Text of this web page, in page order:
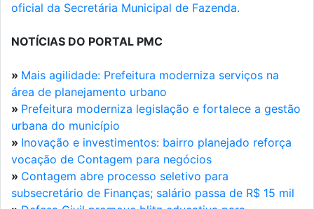
oficial da Secretária Municipal de Fazenda.
NOTÍCIAS DO PORTAL PMC
» Mais agilidade: Prefeitura moderniza serviços na
área de planejamento urbano
» Prefeitura moderniza legislação e fortalece a gestão
urbana do município
» Inovação e investimentos: bairro planejado reforça
vocação de Contagem para negócios
» Contagem abre processo seletivo para
subsecretário de Finanças; salário passa de R$ 15 mil